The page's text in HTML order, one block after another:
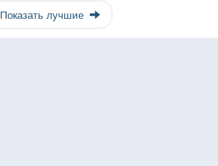
Показать лучшие